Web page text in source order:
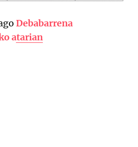
Debabarrena
atarian